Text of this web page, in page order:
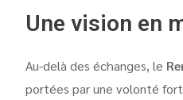
Une vision en
Au-delà des échanges, le
portées par une volonté